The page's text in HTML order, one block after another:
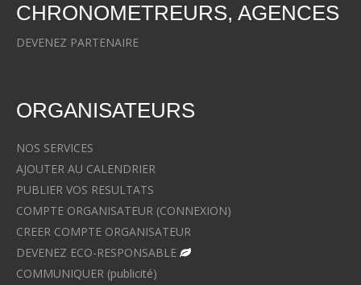
CHRONOMETREURS, AGENCES
DEVENEZ PARTENAIRE
ORGANISATEURS
NOS SERVICES
AJOUTER AU CALENDRIER
PUBLIER VOS RESULTATS
COMPTE ORGANISATEUR (CONNEXION)
CREER COMPTE ORGANISATEUR
DEVENEZ ECO-RESPONSABLE
COMMUNIQUER (publicité)